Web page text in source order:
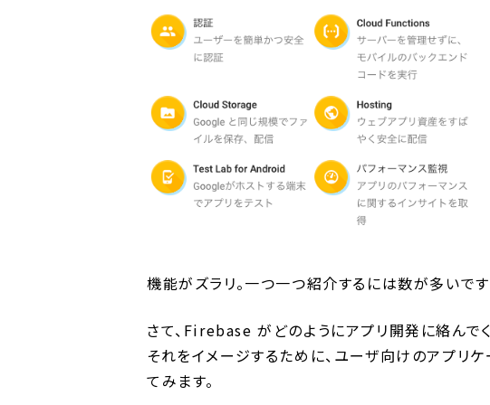
機能がズラリ。一つ一つ紹介するには数が多いです
さて、Firebase がどのようにアプリ開発に絡んでく
それをイメージするために、ユーザ向けのアプリ
てみます。